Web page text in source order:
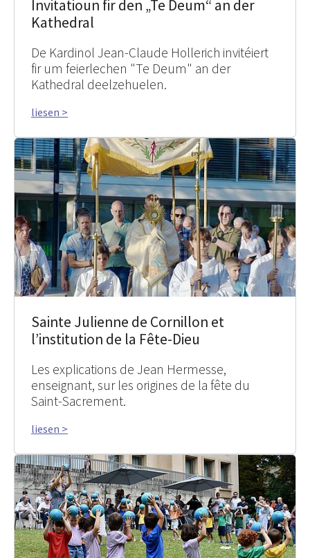
Invitatioun fir den „Te Deum“ an der
Kathedral
De Kardinol Jean-Claude Hollerich invitéiert
fir um feierlechen "Te Deum" an der
Kathedral deelzehuelen.
liesen >
Sainte Julienne de Cornillon et
l’institution de la Fête-Dieu
Les explications de Jean Hermesse,
enseignant, sur les origines de la fête du
Saint-Sacrement.
liesen >